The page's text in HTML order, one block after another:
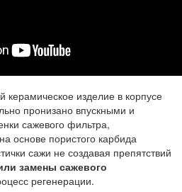
керамическое изделие в корпусе
пронизано впускными и
сажевого фильтра,
основе пористого карбида
сажи не создавая препятствий
замены сажевого
регенерации.